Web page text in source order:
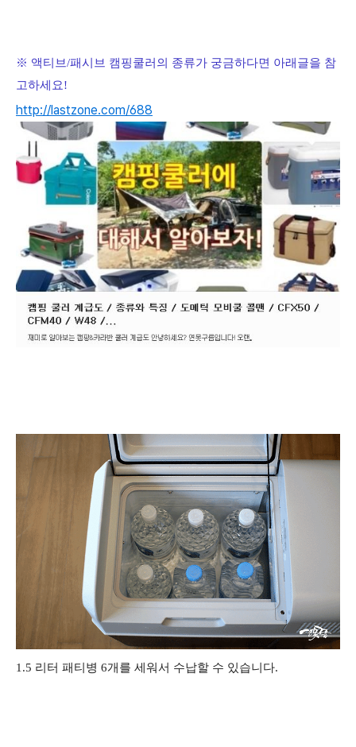
※ 액티브/패시브 캠핑쿨러의 종류가 궁금하다면 아래글을 참
고하세요!
http://lastzone.com/688
1.5 리터 패티병 6개를 세워서 수납할 수 있습니다.